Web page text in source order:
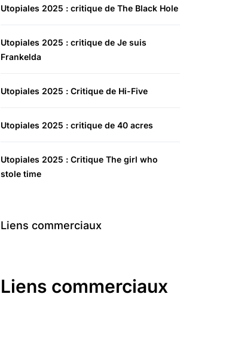
Utopiales 2025 : critique de The Black Hole
Utopiales 2025 : critique de Je suis
Frankelda
Utopiales 2025 : Critique de Hi-Five
Utopiales 2025 : critique de 40 acres
Utopiales 2025 : Critique The girl who
stole time
Liens commerciaux
Liens commerciaux